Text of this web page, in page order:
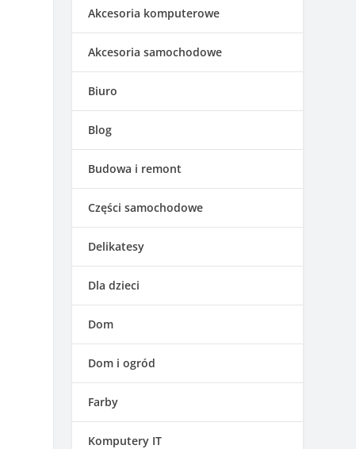
Akcesoria komputerowe
Akcesoria samochodowe
Biuro
Blog
Budowa i remont
Części samochodowe
Delikatesy
Dla dzieci
Dom
Dom i ogród
Farby
Komputery IT